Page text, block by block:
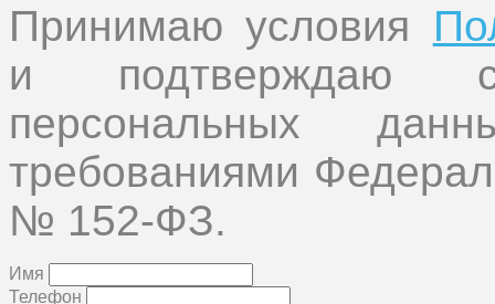
Принимаю условия
и подтверждаю
персональных
требованиями
№ 152-ФЗ.
Имя
Телефон